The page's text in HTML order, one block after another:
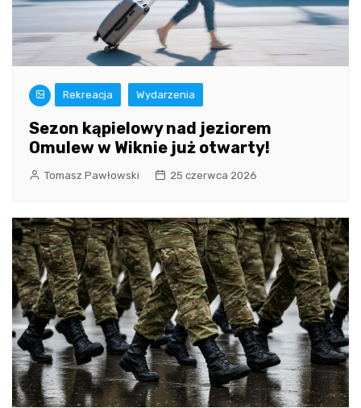
Rekreacja Wydarzenia
Sezon kąpielowy nad jeziorem
Omulew w Wiknie już otwarty!
Tomasz Pawłowski 25 czerwca 2026